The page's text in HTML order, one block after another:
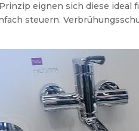
eignen sich diese ideal
steuern.